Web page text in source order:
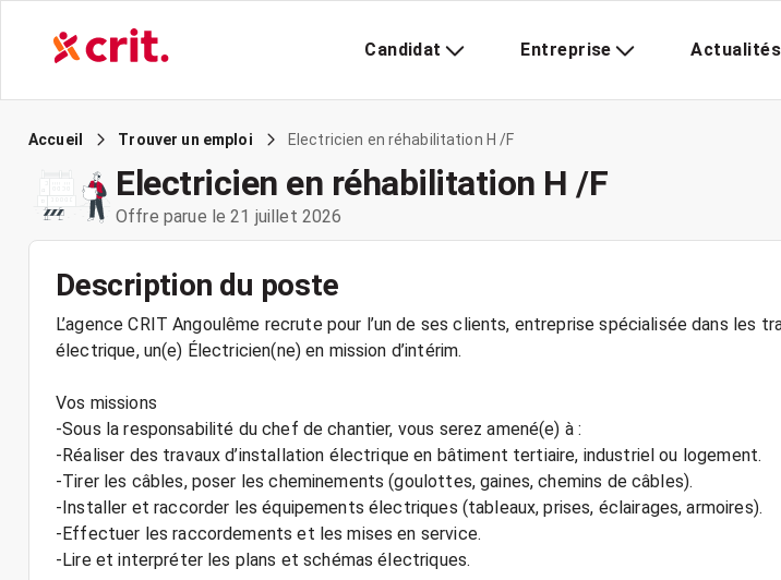
Candidat Entreprise Actualités
Accueil Trouver un emploi Electricien en réhabilitation H /F
Electricien en réhabilitation H /F
Offre parue le 21 juillet 2026
Description du poste
L’agence CRIT Angoulême recrute pour l’un de ses clients, entreprise spécialisée dans les
électrique, un(e) Électricien(ne) en mission d’intérim.
Vos missions
-Sous la responsabilité du chef de chantier, vous serez amené(e) à :
-Réaliser des travaux d’installation électrique en bâtiment tertiaire, industriel ou logement.
-Tirer les câbles, poser les cheminements (goulottes, gaines, chemins de câbles).
-Installer et raccorder les équipements électriques (tableaux, prises, éclairages, armoires).
-Effectuer les raccordements et les mises en service.
-Lire et interpréter les plans et schémas électriques.